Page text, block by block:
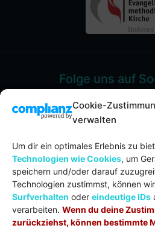
Cookie-
verwalten
Um dir ein optimales Erlebnis zu
Technologien wie Cookies, um
speichern und/oder darauf
Technologien zustimmst, können
Surfverhalten oder eindeutige IDs
verarbeiten. Wenn du deine
zurückziehst, können bestimmte
Folge uns auf
Evang.-meth. Kirche
IBAN:DE71 6105 0000
BIC: